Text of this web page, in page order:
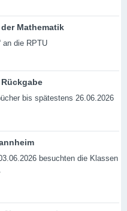
Mathematik
an die RPTU
bis spätestens 26.06.2026
besuchten die Klassen